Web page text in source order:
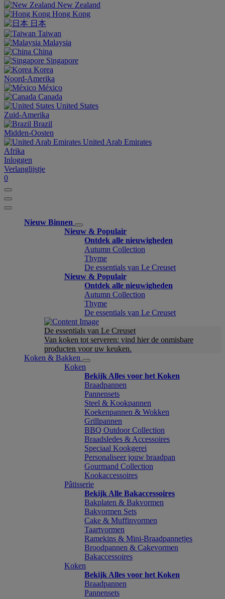
New Zealand
Hong Kong
日本
Taiwan
Malaysia
China
Singapore
Korea
Noord-Amerika
México
Canada
United States
Zuid-Amerika
Brazil
Midden-Oosten
United Arab Emirates
Afrika
Inloggen
Verlanglijstje
0
Nieuw Binnen
Nieuw & Populair
Ontdek alle nieuwigheden
Autumn Collection
Thyme
De essentials van Le Creuset
Nieuw & Populair
Ontdek alle nieuwigheden
Autumn Collection
Thyme
De essentials van Le Creuset
De essentials van Le Creuset
Van koken tot serveren: vind hier de onmisbare
producten voor uw keuken.
Koken & Bakken
Koken
Bekijk Alles voor het Koken
Braadpannen
Pannensets
Steel & Kookpannen
Koekenpannen & Wokken
Grillpannen
BBQ Outdoor Collection
Braadsledes & Accessoires
Speciaal Kookgerei
Personaliseer jouw braadpan
Gourmand Collection
Kookaccessoires
Pâtisserie
Bekijk Alle Bakaccessoires
Bakplaten & Bakvormen
Bakvormen Sets
Cake & Muffinvormen
Taartvormen
Ramekins & Mini-Braadpannetjes
Broodpannen & Cakevormen
Bakaccessoires
Koken
Bekijk Alles voor het Koken
Braadpannen
Pannensets